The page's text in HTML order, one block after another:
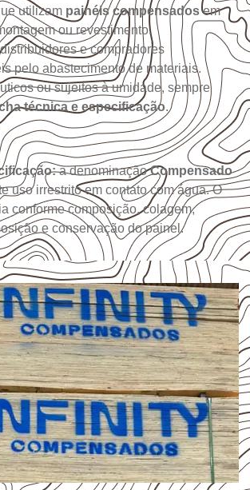
utilizam painéis compensadosem
ou revestimento.
e compradores
pelo abastecimento de materiais.
ou sujeitos à umidade, sempre
técnica e especificação.
a denominaçãoCompensado
uso irrestrito em contato com água. O
conforme composição, colagem,
e conservação do painel.